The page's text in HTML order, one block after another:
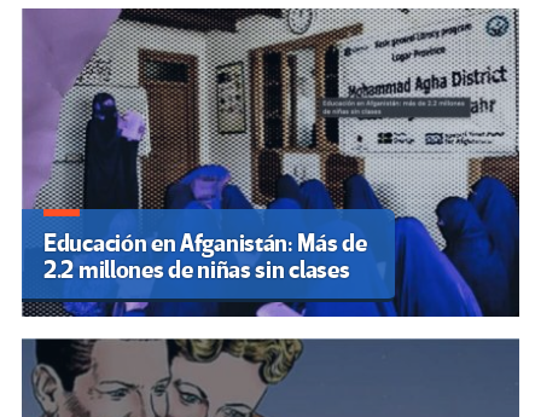
Educación en Afganistán: Más de
2.2 millones de niñas sin clases